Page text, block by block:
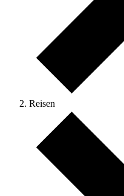
Reisen